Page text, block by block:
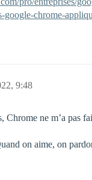
google-chrome-
9:48
Chrome ne m’a pas
on aime, on